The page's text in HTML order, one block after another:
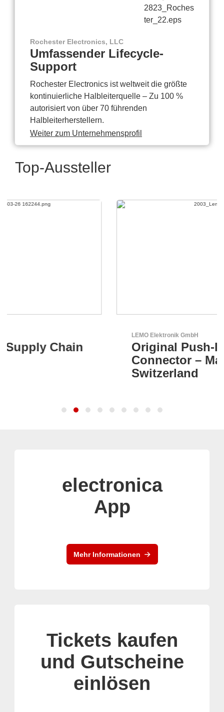
Rochester Electronics, LLC
Umfassender Lifecycle-
Support
Rochester Electronics ist weltweit die größte
kontinuierliche Halbleiterquelle – Zu 100 %
autorisiert von über 70 führenden
Halbleiterherstellern.
Weiter zum Unternehmensprofil
Top-Aussteller
Original Push-Pull-
Connector – Made in
electronica
App
Mehr Informationen
Tickets kaufen
und Gutscheine
einlösen